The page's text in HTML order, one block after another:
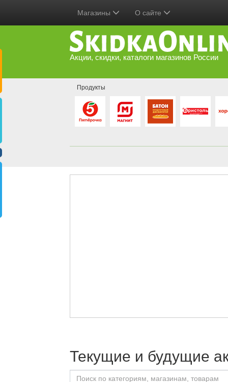
Магазины О сайте
Акции, скидки, каталоги магазинов России
Продукты
Текущие и будущие